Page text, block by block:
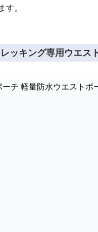
。
ッキング専用ウエス